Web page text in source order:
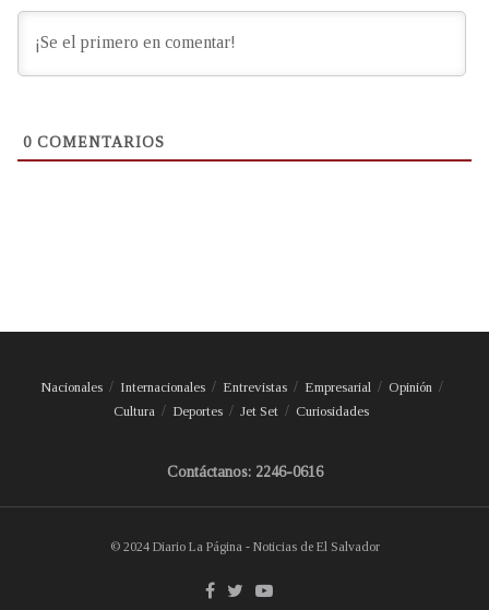
0 COMENTARIOS
Nacionales Internacionales Entrevistas Empresarial
Opinión
Cultura
Deportes Jet Set Curiosidades
Contáctanos: 2246-0616
© 2024 Diario La Página - Noticias de El Salvador